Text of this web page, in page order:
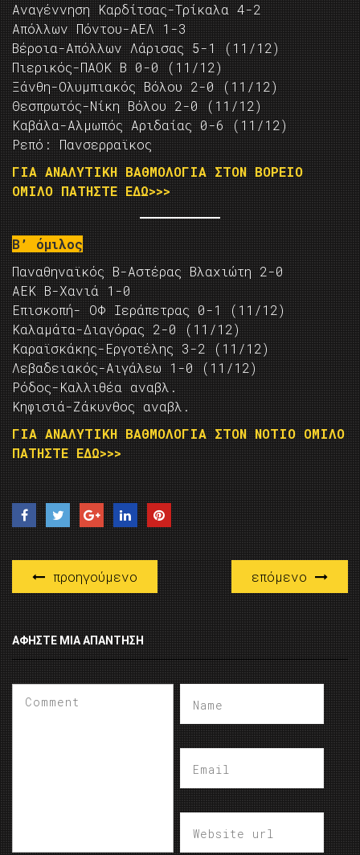
Αναγέννηση Καρδίτσας-Τρίκαλα 4-2
Απόλλων Πόντου-ΑΕΛ 1-3
Βέροια-Απόλλων Λάρισας 5-1 (11/12)
Πιερικός-ΠΑΟΚ Β 0-0 (11/12)
Ξάνθη-Ολυμπιακός Βόλου 2-0 (11/12)
Θεσπρωτός-Νίκη Βόλου 2-0 (11/12)
Καβάλα-Αλμωπός Αριδαίας 0-6 (11/12)
Ρεπό: Πανσερραϊκος
ΓΙΑ ΑΝΑΛΥΤΙΚΗ ΒΑΘΜΟΛΟΓΙΑ ΣΤΟΝ ΒΟΡΕΙΟ
ΟΜΙΛΟ ΠΑΤΗΣΤΕ ΕΔΩ>>>
Β’ όμιλος
Παναθηναϊκός Β-Αστέρας Βλαχιώτη 2-0
ΑΕΚ Β-Χανιά 1-0
Επισκοπή- ΟΦ Ιεράπετρας 0-1 (11/12)
Καλαμάτα-Διαγόρας 2-0 (11/12)
Καραϊσκάκης-Εργοτέλης 3-2 (11/12)
Λεβαδειακός-Αιγάλεω 1-0 (11/12)
Ρόδος-Καλλιθέα αναβλ.
Κηφισιά-Ζάκυνθος αναβλ.
ΓΙΑ ΑΝΑΛΥΤΙΚΗ ΒΑΘΜΟΛΟΓΙΑ ΣΤΟΝ ΝΟΤΙΟ ΟΜΙΛΟ
ΠΑΤΗΣΤΕ ΕΔΩ>>>
προηγούμενο επόμενο
ΑΦΉΣΤΕ ΜΙΑ ΑΠΆΝΤΗΣΗ